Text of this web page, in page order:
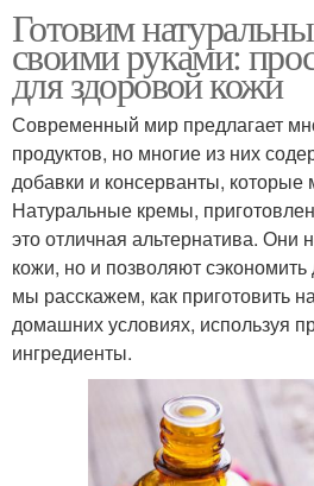
Готовим
своими руками:
для здоровой кожи
Современный мир предлагает
продуктов, но многие из них
добавки и консерванты, которые
Натуральные кремы,
это отличная альтернатива. Они
кожи, но и позволяют сэкономить
мы расскажем, как приготовить
домашних условиях, используя
ингредиенты.